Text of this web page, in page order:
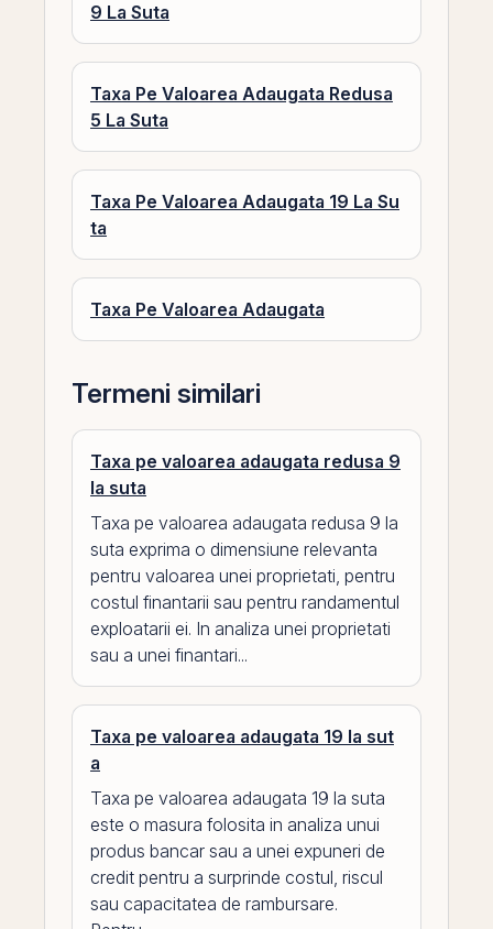
9 La Suta
Taxa Pe Valoarea Adaugata Redusa
5 La Suta
Taxa Pe Valoarea Adaugata 19 La Su
ta
Taxa Pe Valoarea Adaugata
Termeni similari
Taxa pe valoarea adaugata redusa 9
la suta
Taxa pe valoarea adaugata redusa 9 la
suta exprima o dimensiune relevanta
pentru valoarea unei proprietati, pentru
costul finantarii sau pentru randamentul
exploatarii ei. In analiza unei proprietati
sau a unei finantari...
Taxa pe valoarea adaugata 19 la sut
a
Taxa pe valoarea adaugata 19 la suta
este o masura folosita in analiza unui
produs bancar sau a unei expuneri de
credit pentru a surprinde costul, riscul
sau capacitatea de rambursare.